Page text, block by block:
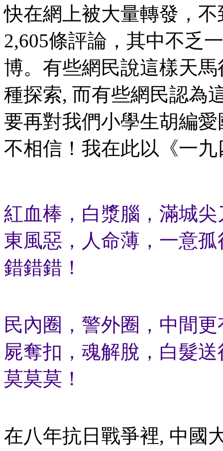
快在網上被大量轉發，
2,605條評論，其中不乏
博。有些網民說這樣天
種探索, 而有些網民認為
要再對我們小學生胡編
不相信！我在此以《一
紅血棒，白漿腦，滿城
東風惡，人命薄，一意
錯錯錯！
民內圈，警外圈，中間
屍奪扣，魂解脫，白髮
莫莫莫！
在八年抗日戰爭裡, 中國